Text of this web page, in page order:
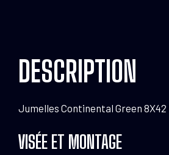
DESCRIPTION
Jumelles Continental Green
VISÉE ET MONTAGE